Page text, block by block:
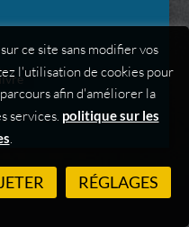
ce site sans modifier vos
l'utilisation de cookies pour
afin d'améliorer la
services. politique sur les
.
RÉGLAGES